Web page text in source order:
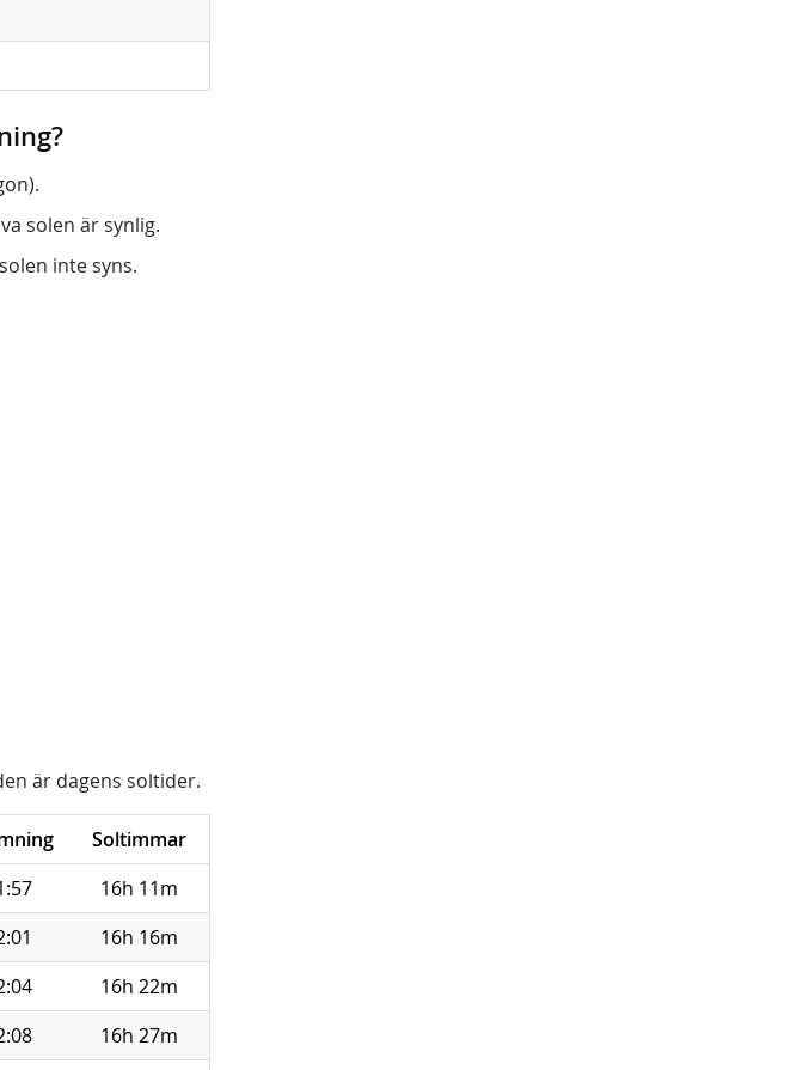
solen är synlig.
inte syns.
är dagens soltider.
Soltimmar
16h 11m
16h 16m
16h 22m
16h 27m